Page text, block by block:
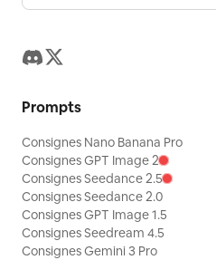
Prompts
Consignes Nano Banana Pro
Consignes GPT Image 2
Consignes Seedance 2.5
Consignes Seedance 2.0
Consignes GPT Image 1.5
Consignes Seedream 4.5
Consignes Gemini 3 Pro